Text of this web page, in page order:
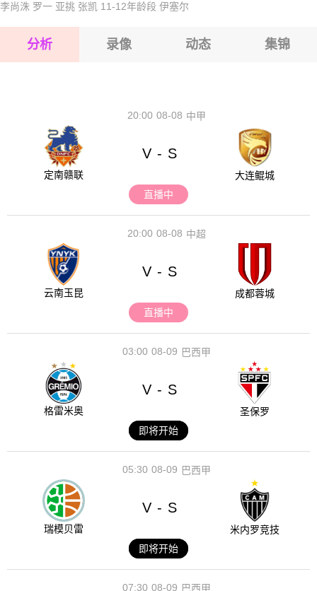
2026-08-17 【球会友谊】 萨顿克德菲尔德VS雷明顿
李尚洙 罗一 亚挑 张凯 11-12年龄段 伊塞尔
分析 录像 动态 集锦
08-08
20:00 中甲
定南赣联
V - S
大连鲲城
直播中
08-08
20:00 中超
云南玉昆
V - S
成都蓉城
直播中
08-09
03:00 巴西甲
格雷米奥
V - S
圣保罗
即将开始
08-09
05:30 巴西甲
瑞模贝雷
V - S
米内罗竞技
即将开始
08-09
07:30 巴西甲